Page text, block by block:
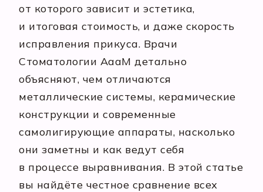
от которого зависит и эстетика,
и итоговая стоимость, и даже скорость
исправления прикуса. Врачи
Стоматологии АааМ детально
объясняют, чем отличаются
металлические системы, керамические
конструкции и современные
самолигирующие аппараты, насколько
они заметны и как ведут себя
в процессе выравнивания. В этой статье
вы найдёте честное сравнение всех